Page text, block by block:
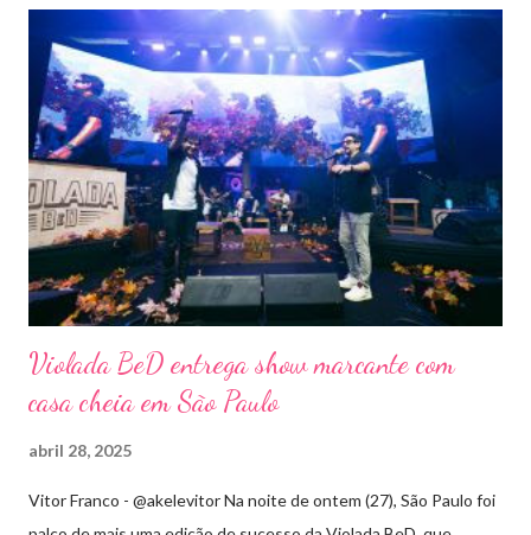
Violada BeD entrega show marcante com
casa cheia em São Paulo
abril 28, 2025
Vitor Franco - @akelevitor Na noite de ontem (27), São Paulo foi